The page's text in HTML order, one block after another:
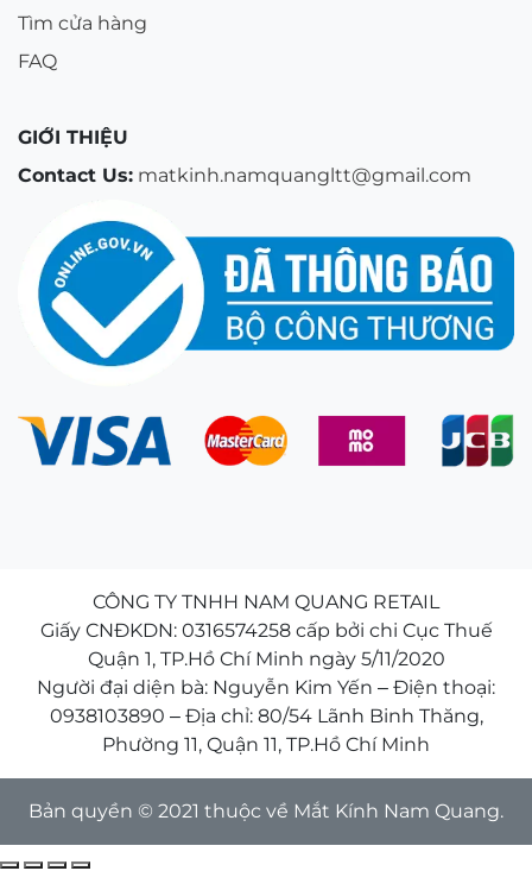
Tìm cửa hàng
FAQ
GIỚI THIỆU
Contact Us: matkinh.namquangltt@gmail.com
CÔNG TY TNHH NAM QUANG RETAIL
Giấy CNĐKDN: 0316574258 cấp bởi chi Cục Thuế
Quận 1, TP.Hồ Chí Minh ngày 5/11/2020
Người đại diện bà: Nguyễn Kim Yến – Điện thoại:
0938103890 – Địa chỉ: 80/54 Lãnh Binh Thăng,
Phường 11, Quận 11, TP.Hồ Chí Minh
Bản quyền © 2021 thuộc về Mắt Kính Nam Quang.